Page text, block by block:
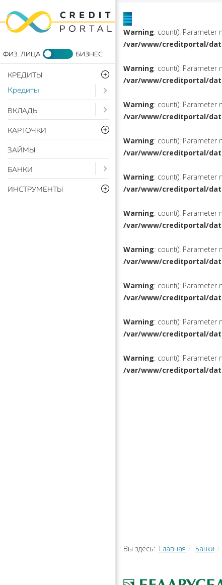
КРЕДИТЫ
Open submenu ( Кредиты)
Кредиты
Open submenu ( Вклады)
ВКЛАДЫ
КАРТОЧКИ
ЗАЙМЫ
Open submenu ( Банки)
БАНКИ
ИНСТРУМЕНТЫ
Warning: count():
/var/www/creditportal/
Warning: count():
/var/www/creditportal/
Warning: count():
/var/www/creditportal/
Warning: count():
/var/www/creditportal/
Warning: count():
/var/www/creditportal/
Warning: count():
/var/www/creditportal/
Warning: count():
/var/www/creditportal/
Warning: count():
/var/www/creditportal/
Warning: count():
/var/www/creditportal/
Warning: count():
/var/www/creditportal/
Вы здесь: Главная Банки